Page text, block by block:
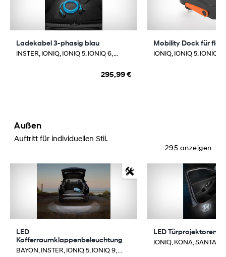
Ladekabel 3-phasig blau
INSTER, IONIQ, IONIQ 5, IONIQ 6, ...
295,99 €
Mobility Dock für
IONIQ, IONIQ 5, IONIQ 6,
Außen
Auftritt für individuellen Stil.
295 anzeigen
LED
Kofferraumklappenbeleuchtung
BAYON, INSTER, IONIQ 5, IONIQ 9, ...
LED Türprojektoren
IONIQ, KONA, SANTA